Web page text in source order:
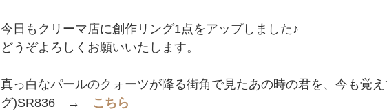
今日もクリーマ店に創作リング1点をアップしました♪
どうぞよろしくお願いいたします。
真っ白なパールのクォーツが降る街角で見たあの時の君を、今も覚
グ)SR836　→ こちら